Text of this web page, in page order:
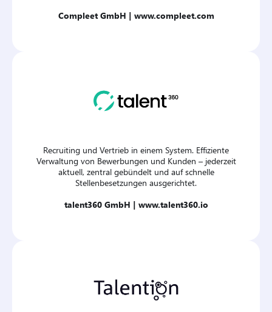
Compleet GmbH | www.compleet.com
Recruiting und Vertrieb in einem System. Effiziente
Verwaltung von Bewerbungen und Kunden – jederzeit
aktuell, zentral gebündelt und auf schnelle
Stellenbesetzungen ausgerichtet.
talent360 GmbH | www.talent360.io